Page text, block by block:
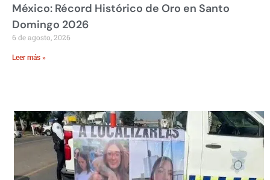
México: Récord Histórico de Oro en Santo
Domingo 2026
6 de agosto, 2026
Leer más »